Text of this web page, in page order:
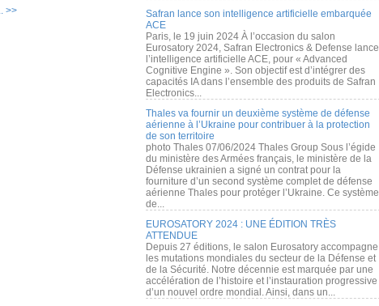
>>
Safran lance son intelligence artificielle embarquée
ACE
Paris, le 19 juin 2024 À l’occasion du salon
Eurosatory 2024, Safran Electronics & Defense lance
l’intelligence artificielle ACE, pour « Advanced
Cognitive Engine ». Son objectif est d’intégrer des
capacités IA dans l’ensemble des produits de Safran
Electronics...
Thales va fournir un deuxième système de défense
aérienne à l’Ukraine pour contribuer à la protection
de son territoire
photo Thales 07/06/2024 Thales Group Sous l’égide
du ministère des Armées français, le ministère de la
Défense ukrainien a signé un contrat pour la
fourniture d’un second système complet de défense
aérienne Thales pour protéger l’Ukraine. Ce système
de...
EUROSATORY 2024 : UNE ÉDITION TRÈS
ATTENDUE
Depuis 27 éditions, le salon Eurosatory accompagne
les mutations mondiales du secteur de la Défense et
de la Sécurité. Notre décennie est marquée par une
accélération de l’histoire et l’instauration progressive
d’un nouvel ordre mondial. Ainsi, dans un...